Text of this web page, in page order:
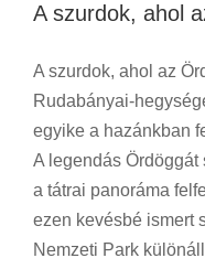
A szurdok, ahol
A szurdok, ahol az
Rudabányai-
egyike a hazánkban
A legendás Ördöggát
a tátrai panoráma
ezen kevésbé ismert
Nemzeti Park